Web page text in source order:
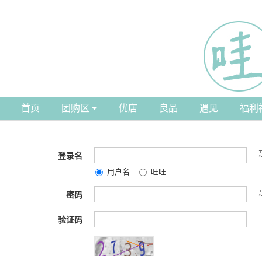
首页 团购区 优店 良品 遇见 福利
登录名
用户名 旺旺
密码
验证码